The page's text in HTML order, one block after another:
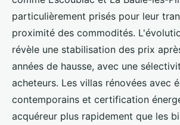
particulièrement prisés pour leur
proximité des commodités.
révèle une stabilisation des prix
années de hausse, avec une
acheteurs. Les villas rénovées avec
contemporains et certification
acquéreur plus rapidement que les